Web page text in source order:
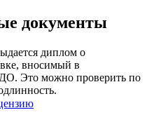
документы
диплом о
вносимый в
Это можно проверить по